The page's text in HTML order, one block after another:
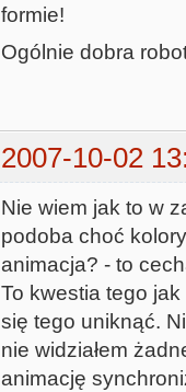
formie!
Ogólnie dobra
2007-10-02
Nie wiem jak to w
podoba choć
animacja? - to
To kwestia tego jak
się tego uniknąć.
nie widziałem
animację